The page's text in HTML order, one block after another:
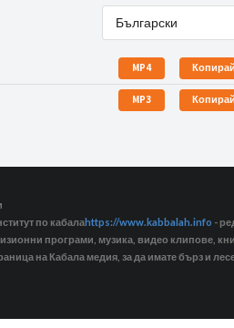
Български
MP4
MP3
по кабалаhttps://www.kabbalah.info -
програми, музика, видео клипове,
на Кабала медия, за да имате бърз и